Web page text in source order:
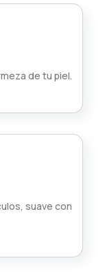
de tu piel.
suave con